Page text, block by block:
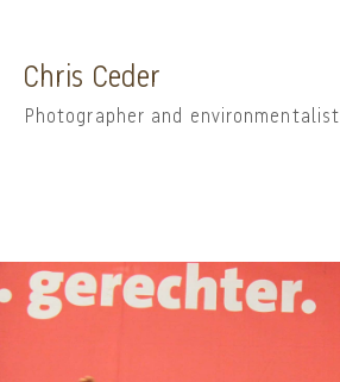
Chris Ceder
Photographer and environmentalist